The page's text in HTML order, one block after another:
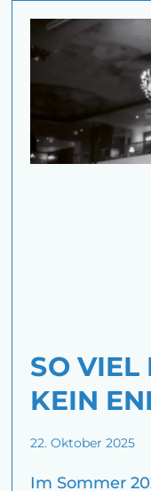
SO VIEL
KEIN
22. Oktober 2025
Im Sommer